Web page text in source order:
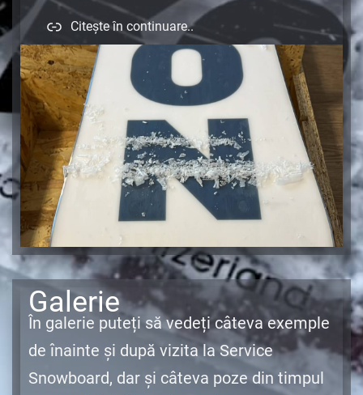
Citește în continuare..
Galerie
În galerie puteți să vedeți câteva exemple
de înainte și după vizita la Service
Snowboard, dar și câteva poze din timpul